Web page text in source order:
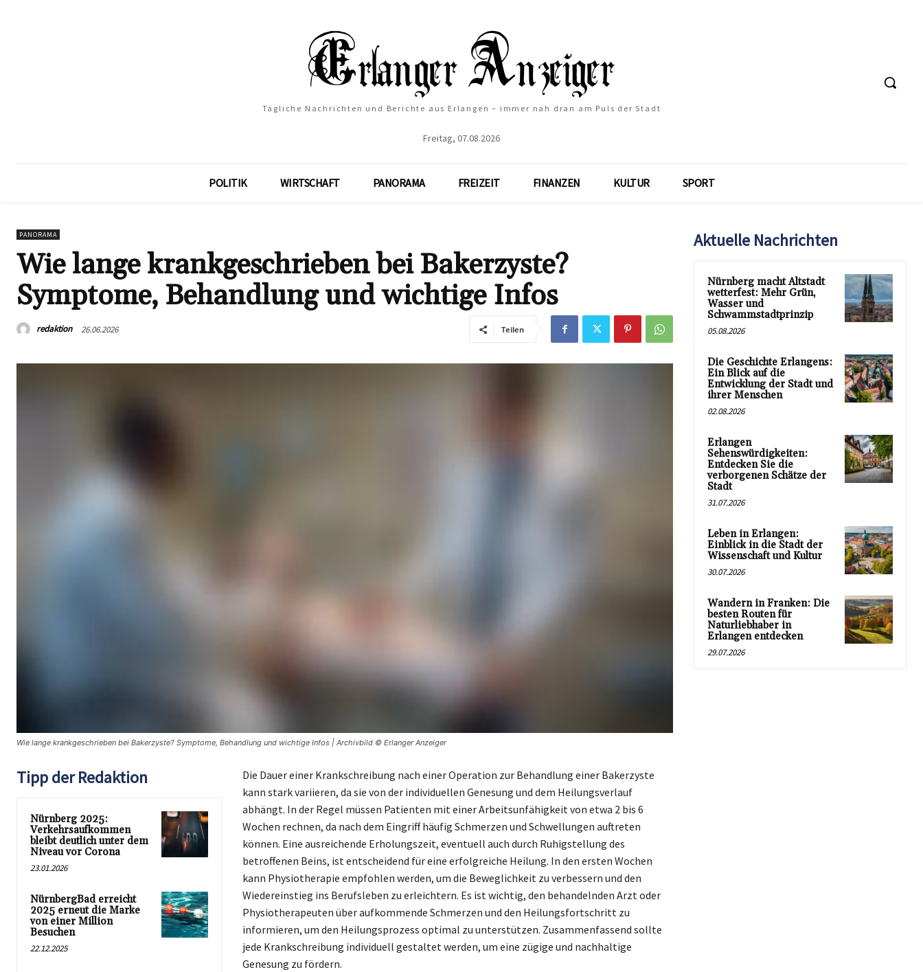
Tägliche Nachrichten und Berichte aus Erlangen – immer nah dran am Puls der Stadt
Freitag, 07.08.2026
POLITIK WIRTSCHAFT PANORAMA FREIZEIT FINANZEN KULTUR SPORT
PANORAMA
Wie lange krankgeschrieben bei Bakerzyste?
Symptome, Behandlung und wichtige Infos
redaktion 26.06.2026 Teilen
Wie lange krankgeschrieben bei Bakerzyste? Symptome, Behandlung und wichtige Infos | Archivbild © Erlanger Anzeiger
Tipp der Redaktion
Nürnberg 2025:
Verkehrsaufkommen
bleibt deutlich unter dem
Niveau vor Corona
23.01.2026
NürnbergBad erreicht
2025 erneut die Marke
von einer Million
Besuchen
22.12.2025
Die Dauer einer Krankschreibung nach einer Operation zur Behandlung einer Bakerzyste
kann stark variieren, da sie von der individuellen Genesung und dem Heilungsverlauf
abhängt. In der Regel müssen Patienten mit einer Arbeitsunfähigkeit von etwa 2 bis 6
Wochen rechnen, da nach dem Eingriff häufig Schmerzen und Schwellungen auftreten
können. Eine ausreichende Erholungszeit, eventuell auch durch Ruhigstellung des
betroffenen Beins, ist entscheidend für eine erfolgreiche Heilung. In den ersten Wochen
kann Physiotherapie empfohlen werden, um die Beweglichkeit zu verbessern und den
Wiedereinstieg ins Berufsleben zu erleichtern. Es ist wichtig, den behandelnden Arzt oder
Physiotherapeuten über aufkommende Schmerzen und den Heilungsfortschritt zu
informieren, um den Heilungsprozess optimal zu unterstützen. Zusammenfassend sollte
jede Krankschreibung individuell gestaltet werden, um eine zügige und nachhaltige
Genesung zu fördern.
Aktuelle Nachrichten
Nürnberg macht Altstadt
wetterfest: Mehr Grün,
Wasser und
Schwammstadtprinzip
05.08.2026
Die Geschichte Erlangens:
Ein Blick auf die
Entwicklung der Stadt und
ihrer Menschen
02.08.2026
Erlangen
Sehenswürdigkeiten:
Entdecken Sie die
verborgenen Schätze der
Stadt
31.07.2026
Leben in Erlangen:
Einblick in die Stadt der
Wissenschaft und Kultur
30.07.2026
Wandern in Franken: Die
besten Routen für
Naturliebhaber in
Erlangen entdecken
29.07.2026